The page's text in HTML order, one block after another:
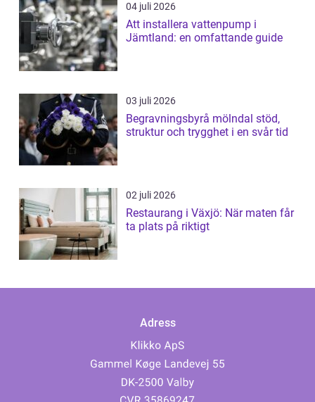
04 juli 2026
Att installera vattenpump i
Jämtland: en omfattande guide
03 juli 2026
Begravningsbyrå mölndal stöd,
struktur och trygghet i en svår tid
02 juli 2026
Restaurang i Växjö: När maten får
ta plats på riktigt
Adress